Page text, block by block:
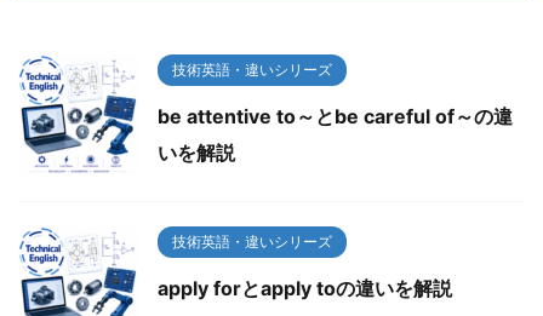
技術英語・違いシリーズ
be attentive to～とbe careful of～の違
いを解説
技術英語・違いシリーズ
apply forとapply toの違いを解説